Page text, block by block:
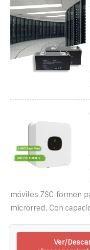
móviles ZSC formen
microrred. Con
Ver/